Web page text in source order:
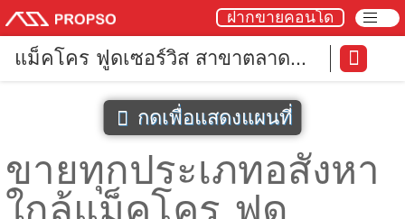
แม็คโคร ฟูดเซอร์วิส สาขาตลาด
ฝากขายคอนโด
กดเพื่อแสดงแผนที่
ขายทุกประเภทอสังหา